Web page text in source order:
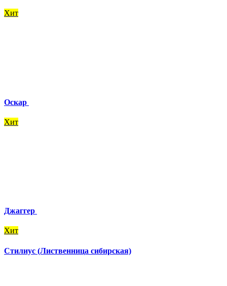
Хит
Оскар
Хит
Джаггер
Хит
Стилиус (Лиственница сибирская)